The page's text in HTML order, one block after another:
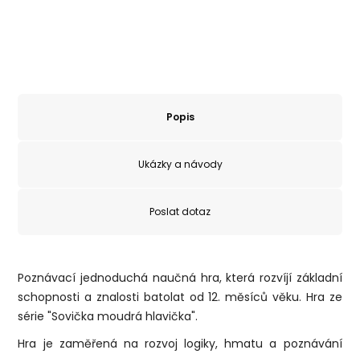
Popis
Ukázky a návody
Poslat dotaz
Poznávací jednoduchá naučná hra, která rozvíjí základní
schopnosti a znalosti batolat od 12. měsíců věku. Hra ze
série "Sovička moudrá hlavička".
Hra je zaměřená na rozvoj logiky, hmatu a poznávání